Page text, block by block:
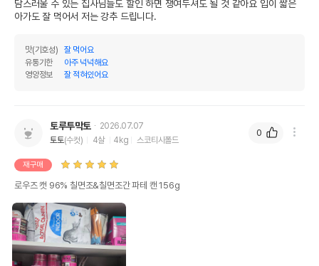
담스러울 수 있는 집사님들도 할인 하면 쟁여두셔도 될 것 같아요 입이 짧은
아가도 잘 먹어서 저는 강추 드립니다.
맛(기호성)
잘 먹어요
유통기한
아주 넉넉해요
영양정보
잘 적혀있어요
토루투막토
2026.07.07
토토(수컷) 4살 4kg 스코티시폴드
재구매
로우즈 캣 96% 칠면조&칠면조간 파테 캔 156g
0